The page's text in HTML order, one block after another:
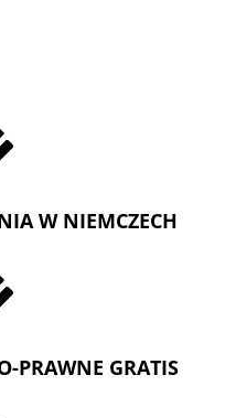
W NIEMCZECH
PRAWNE GRATIS